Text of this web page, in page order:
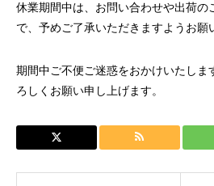
休業期間中は、お問い合わせや出荷の
で、予めご了承いただきますようお願
期間中ご不便ご迷惑をおかけいたしま
ろしくお願い申し上げます。